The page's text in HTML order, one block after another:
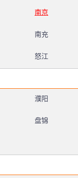
南京
南充
怒江
濮阳
盘锦